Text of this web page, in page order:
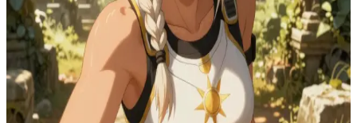
노바
자신의 숙명을 의심하는 데이워커의 후계자